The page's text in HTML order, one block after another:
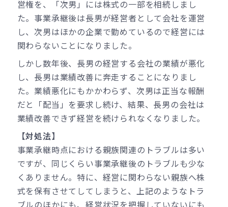
営権を、「次男」には株式の一部を相続しまし
た。事業承継後は長男が経営者として会社を運営
し、次男はほかの企業で勤めているので経営には
関わらないことになりました。
しかし数年後、長男の経営する会社の業績が悪化
し、長男は業績改善に奔走することになりまし
た。業績悪化にもかかわらず、次男は正当な報酬
だと「配当」を要求し続け、結果、長男の会社は
業績改善できず経営を続けられなくなりました。
【対処法】
事業承継時点における親族関連のトラブルは多い
ですが、同じくらい事業承継後のトラブルも少な
くありません。特に、経営に関わらない親族へ株
式を保有させてしてしまうと、上記のようなトラ
ブルのほかにも、経営状況を把握していないにも